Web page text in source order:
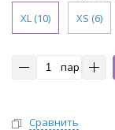
XL (10)
XS (6)
пар
Сравнить